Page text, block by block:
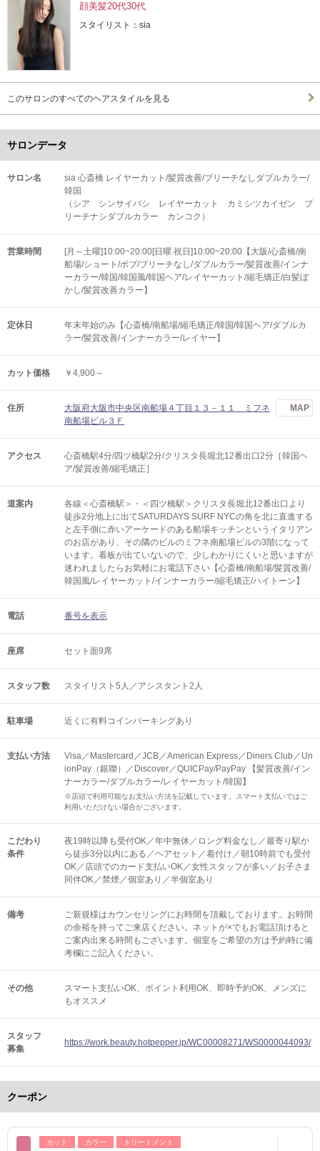
顔美髪20代30代
スタイリスト：sia
このサロンのすべてのヘアスタイルを見る
サロンデータ
サロン名
sia 心斎橋 レイヤーカット/髪質改善/ブリーチなしダブルカラー/
韓国
（シア シンサイバシ レイヤーカット カミシツカイゼン ブ
リーチナシダブルカラー カンコク）
営業時間
[月～土曜]10:00~20:00[日曜.祝日]10:00~20:00【大阪/心斎橋/南
船場/ショート/ボブ/ブリーチなし/ダブルカラー/髪質改善/インナ
ーカラー/韓国/韓国風/韓国ヘア/レイヤーカット/縮毛矯正/白髪ぼ
かし/髪質改善カラー】
定休日
年末年始のみ【心斎橋/南船場/縮毛矯正/韓国/韓国ヘア/ダブルカ
ラー/髪質改善/インナーカラー/レイヤー】
カット価格 ￥4,900～
住所
大阪府大阪市中央区南船場４丁目１３－１１ ミフネ
南船場ビル３Ｆ
MAP
アクセス
心斎橋駅4分/四ツ橋駅2分/クリスタ長堀北12番出口2分［韓国ヘ
ア/髪質改善/縮毛矯正］
道案内
各線＜心斎橋駅＞・＜四ツ橋駅＞クリスタ長堀北12番出口より
徒歩2分地上に出てSATURDAYS SURF NYCの角を北に直進する
と左手側に赤いアーケードのある船場キッチンというイタリアン
のお店があり、その隣のビルのミフネ南船場ビルの3階になって
います。看板が出ていないので、少しわかりにくいと思いますが
迷われましたらお気軽にお電話下さい【心斎橋/南船場/髪質改善/
韓国風/レイヤーカット/インナーカラー/縮毛矯正/ハイトーン】
電話 番号を表示
座席 セット面9席
スタッフ数 スタイリスト5人／アシスタント2人
駐車場 近くに有料コインパーキングあり
支払い方法
Visa／Mastercard／JCB／American Express／Diners Club／Un
ionPay（銀聯）／Discover／QUICPay/PayPay 【髪質改善/イン
ナーカラー/ダブルカラー/レイヤーカット/韓国】
※店頭で利用可能なお支払い方法を記載しています。スマート支払いではご
利用いただけない場合がございます。
こだわり
条件
夜19時以降も受付OK／年中無休／ロング料金なし／最寄り駅か
ら徒歩3分以内にある／ヘアセット／着付け／朝10時前でも受付
OK／店頭でのカード支払いOK／女性スタッフが多い／お子さま
同伴OK／禁煙／個室あり／半個室あり
備考
ご新規様はカウンセリングにお時間を頂戴しております。お時間
の余裕を持ってご来店ください。ネットが×でもお電話頂けると
ご案内出来る時間もございます。個室をご希望の方は予約時に備
考欄にご記入ください。
その他 スマート支払いOK ポイント利用OK 即時予約OK
メンズに
もオススメ
スタッフ
募集
https://work.beauty.hotpepper.jp/WC00008271/WS0000044093/
クーポン
カット カラー トリートメント